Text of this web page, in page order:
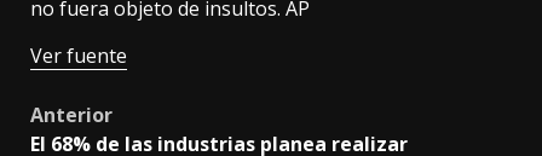
no fuera objeto de insultos. AP
Ver fuente
Post
Anterior
El 68% de las industrias planea realizar